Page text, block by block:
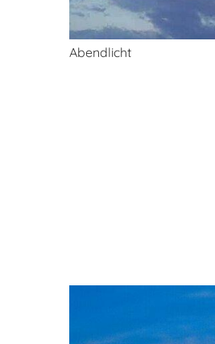
Abendlicht